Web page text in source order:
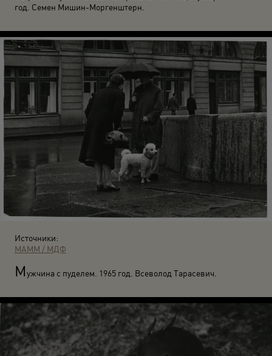
год. Семен Мишин-Моргенштерн.
Источники:
МАММ / МДФ
Мужчина с пуделем. 1965 год. Всеволод Тарасевич.